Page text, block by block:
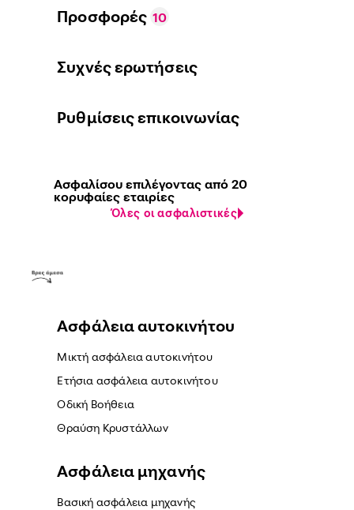
Προσφορές 10
Συχνές ερωτήσεις
Ρυθμίσεις επικοινωνίας
Ασφαλίσου επιλέγοντας από 20
κορυφαίες εταιρίες
Όλες οι ασφαλιστικές
Ασφάλεια αυτοκινήτου
Μικτή ασφάλεια αυτοκινήτου
Ετήσια ασφάλεια αυτοκινήτου
Οδική Βοήθεια
Θραύση Κρυστάλλων
Ασφάλεια μηχανής
Βασική ασφάλεια μηχανής